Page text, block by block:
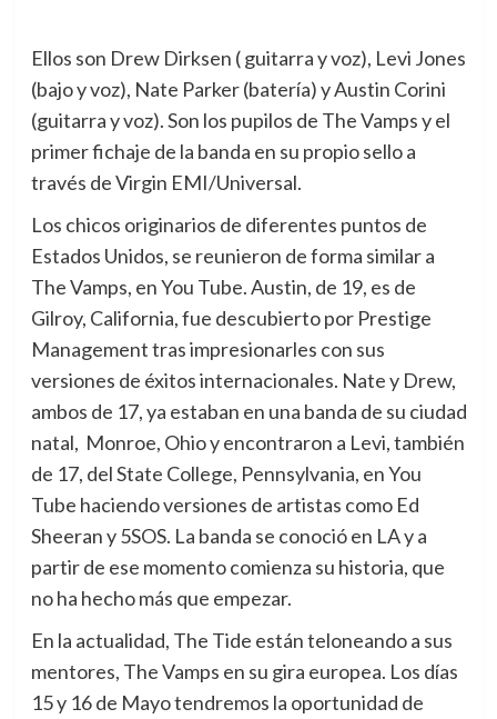
Ellos son Drew Dirksen ( guitarra y voz), Levi Jones
(bajo y voz), Nate Parker (batería) y Austin Corini
(guitarra y voz). Son los pupilos de The Vamps y el
primer fichaje de la banda en su propio sello a
través de Virgin EMI/Universal.
Los chicos originarios de diferentes puntos de
Estados Unidos, se reunieron de forma similar a
The Vamps, en You Tube. Austin, de 19, es de
Gilroy, California, fue descubierto por Prestige
Management tras impresionarles con sus
versiones de éxitos internacionales. Nate y Drew,
ambos de 17, ya estaban en una banda de su ciudad
natal, Monroe, Ohio y encontraron a Levi, también
de 17, del State College, Pennsylvania, en You
Tube haciendo versiones de artistas como Ed
Sheeran y 5SOS. La banda se conoció en LA y a
partir de ese momento comienza su historia, que
no ha hecho más que empezar.
En la actualidad, The Tide están teloneando a sus
mentores, The Vamps en su gira europea. Los días
15 y 16 de Mayo tendremos la oportunidad de